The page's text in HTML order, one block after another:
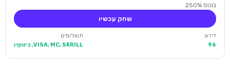
בונוס 250%
שחק עכשיו
דירוג
96
תשלומים
VISA, MC, SKRILL, ביטקוין